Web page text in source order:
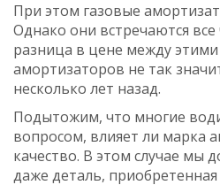
При этом газовые
Однако они встречаются
разница в цене между
амортизаторов не так
несколько лет назад.
Подытожим, что многие
вопросом, влияет ли марка
качество. В этом случае мы
даже деталь, приобретенная